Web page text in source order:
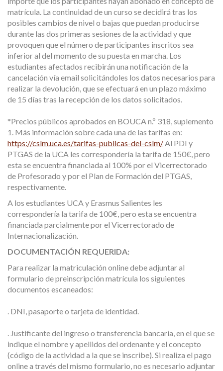
matrícula. La continuidad de un curso se decidirá tras los
posibles cambios de nivel o bajas que puedan producirse
durante las dos primeras sesiones de la actividad y que
provoquen que el número de participantes inscritos sea
inferior al del momento de su puesta en marcha. Los
estudiantes afectados recibirán una notificación de la
cancelación vía email solicitándoles los datos necesarios para
realizar la devolución, que se efectuará en un plazo máximo
de 15 días tras la recepción de los datos solicitados.
*Precios públicos aprobados en BOUCA n.º 318, suplemento
1. Más información sobre cada una de las tarifas en:
https://cslm.uca.es/tarifas-publicas-del-cslm/Al PDI y
PTGAS de la UCA les correspondería la tarifa de 150€, pero
esta se encuentra financiada al 100% por el Vicerrectorado
de Profesorado y por el Plan de Formación del PTGAS,
respectivamente.
A los estudiantes UCA y Erasmus Salientes les
correspondería la tarifa de 100€, pero esta se encuentra
financiada parcialmente por el Vicerrectorado de
Internacionalización.
DOCUMENTACIÓN REQUERIDA:
Para realizar la matriculación online debe adjuntar al
formulario de preinscripción matrícula los siguientes
documentos escaneados:
. DNI, pasaporte o tarjeta de identidad.
. Justificante del ingreso o transferencia bancaria, en el que se
indique el nombre y apellidos del ordenante y el concepto
(código de la actividad a la que se inscribe). Si realiza el pago
online a través del mismo formulario, no es necesario adjuntar